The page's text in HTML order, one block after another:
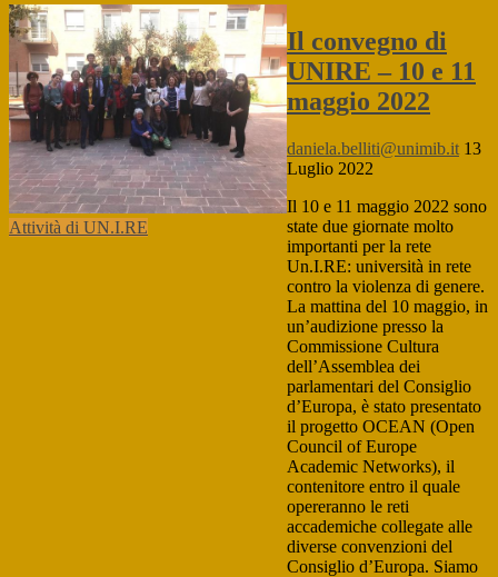
Attività di UN.I.RE
Il convegno di
UNIRE – 10 e 11
maggio 2022
daniela.belliti@unimib.it 13
Luglio 2022
Il 10 e 11 maggio 2022 sono
state due giornate molto
importanti per la rete
Un.I.RE: università in rete
contro la violenza di genere.
La mattina del 10 maggio, in
un’audizione presso la
Commissione Cultura
dell’Assemblea dei
parlamentari del Consiglio
d’Europa, è stato presentato
il progetto OCEAN (Open
Council of Europe
Academic Networks), il
contenitore entro il quale
opereranno le reti
accademiche collegate alle
diverse convenzioni del
Consiglio d’Europa. Siamo